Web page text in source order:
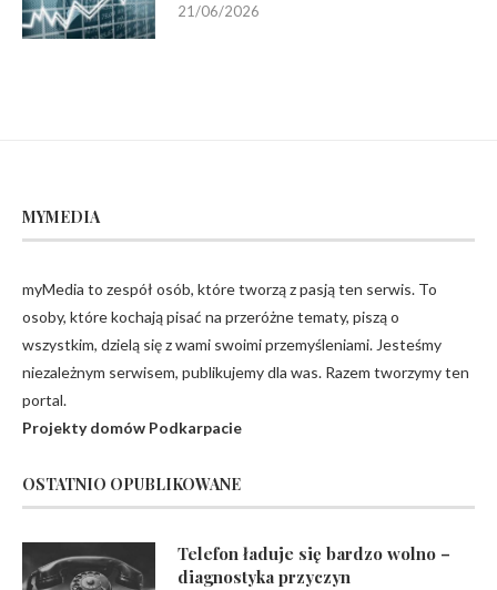
21/06/2026
MYMEDIA
myMedia to zespół osób, które tworzą z pasją ten serwis. To
osoby, które kochają pisać na przeróżne tematy, piszą o
wszystkim, dzielą się z wami swoimi przemyśleniami. Jesteśmy
niezależnym serwisem, publikujemy dla was. Razem tworzymy ten
portal.
Projekty domów Podkarpacie
OSTATNIO OPUBLIKOWANE
Telefon ładuje się bardzo wolno –
diagnostyka przyczyn